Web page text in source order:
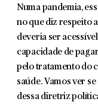
Numa pandemia,
no que diz respeito
deveria ser
capacidade de
pelo tratamento do
saúde. Vamos ver
dessa diretriz